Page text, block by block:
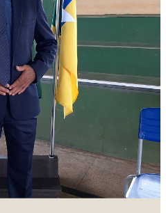
de Hildon Chaves ao Governo
julho
morre aos 44 anos e será